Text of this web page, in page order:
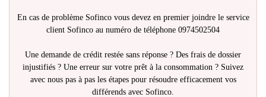
En cas de problème Sofinco vous devez en premier joindre le service
client Sofinco au numéro de téléphone 0974502504
Une demande de crédit restée sans réponse ? Des frais de dossier
injustifiés ? Une erreur sur votre prêt à la consommation ? Suivez
avec nous pas à pas les étapes pour résoudre efficacement vos
différends avec Sofinco.